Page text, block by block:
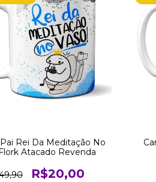
Rei Da Meditação No
Atacado Revenda
R$20,00